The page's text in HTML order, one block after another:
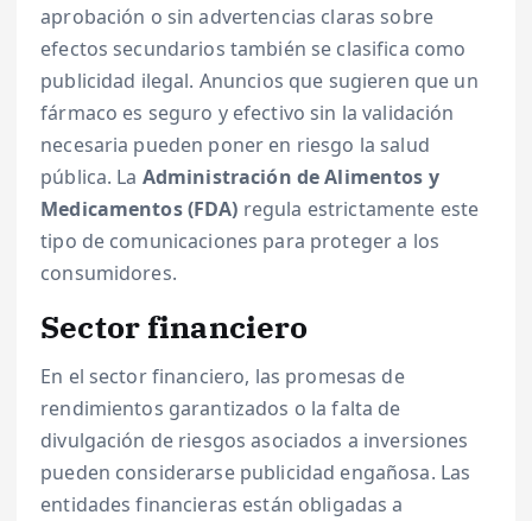
aprobación o sin advertencias claras sobre
efectos secundarios también se clasifica como
publicidad ilegal. Anuncios que sugieren que un
fármaco es seguro y efectivo sin la validación
necesaria pueden poner en riesgo la salud
pública. La Administración de Alimentos y
Medicamentos (FDA) regula estrictamente este
tipo de comunicaciones para proteger a los
consumidores.
Sector financiero
En el sector financiero, las promesas de
rendimientos garantizados o la falta de
divulgación de riesgos asociados a inversiones
pueden considerarse publicidad engañosa. Las
entidades financieras están obligadas a